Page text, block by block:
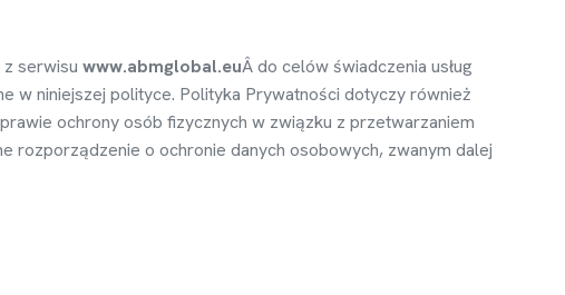
z serwisu www.abmglobal.euÂ do celówświadczenia usług
w niniejszej polityce. Polityka Prywatności dotyczy również
ochrony osób fizycznych w związku z przetwarzaniem
rozporządzenie o ochronie danych osobowych, zwanym dalej